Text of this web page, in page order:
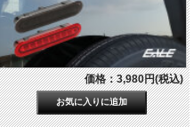
価格：3,980円(税込)